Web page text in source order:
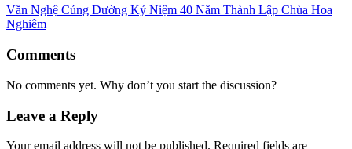
Văn Nghệ Cúng Dường Kỷ Niệm 40 Năm Thành Lập Chùa Hoa
Nghiêm
Comments
No comments yet. Why don’t you start the discussion?
Leave a Reply
Your email address will not be published. Required fields are